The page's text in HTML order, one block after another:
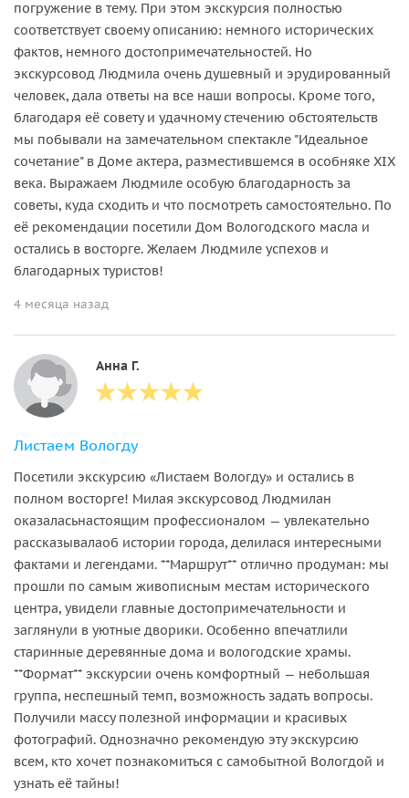
погружение в тему. При этом экскурсия полностью
соответствует своему описанию: немного исторических
фактов, немного достопримечательностей. Но
экскурсовод Людмила очень душевный и эрудированный
человек, дала ответы на все наши вопросы. Кроме того,
благодаря её совету и удачному стечению обстоятельств
мы побывали на замечательном спектакле "Идеальное
сочетание" в Доме актера, разместившемся в особняке XIX
века. Выражаем Людмиле особую благодарность за
советы, куда сходить и что посмотреть самостоятельно. По
её рекомендации посетили Дом Вологодского масла и
остались в восторге. Желаем Людмиле успехов и
благодарных туристов!
4 месяца назад
Анна Г.
Листаем Вологду
Посетили экскурсию «Листаем Вологду» и остались в
полном восторге! Милая экскурсовод Людмилан
оказаласьнастоящим профессионалом — увлекательно
рассказывалаоб истории города, делилася интересными
фактами и легендами. **Маршрут** отлично продуман: мы
прошли по самым живописным местам исторического
центра, увидели главные достопримечательности и
заглянули в уютные дворики. Особенно впечатлили
старинные деревянные дома и вологодские храмы.
**Формат** экскурсии очень комфортный — небольшая
группа, неспешный темп, возможность задать вопросы.
Получили массу полезной информации и красивых
фотографий. Однозначно рекомендую эту экскурсию
всем, кто хочет познакомиться с самобытной Вологдой и
узнать её тайны!